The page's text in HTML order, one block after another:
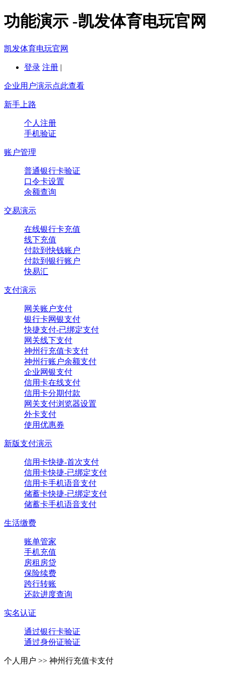
功能演示 -凯发体育电玩官网
凯发体育电玩官网
登录 注册 |
企业用户演示点此查看
新手上路
个人注册
手机验证
账户管理
普通银行卡验证
口令卡设置
余额查询
交易演示
在线银行卡充值
线下充值
付款到快钱账户
付款到银行账户
快易汇
支付演示
网关账户支付
银行卡网银支付
快捷支付-已绑定支付
网关线下支付
神州行充值卡支付
神州行账户余额支付
企业网银支付
信用卡在线支付
信用卡分期付款
网关支付浏览器设置
外卡支付
使用优惠券
新版支付演示
信用卡快捷-首次支付
信用卡快捷-已绑定支付
信用卡手机语音支付
储蓄卡快捷-已绑定支付
储蓄卡手机语音支付
生活缴费
账单管家
手机充值
房租房贷
保险续费
跨行转账
还款进度查询
实名认证
通过银行卡验证
通过身份证验证
个人用户 >> 神州行充值卡支付